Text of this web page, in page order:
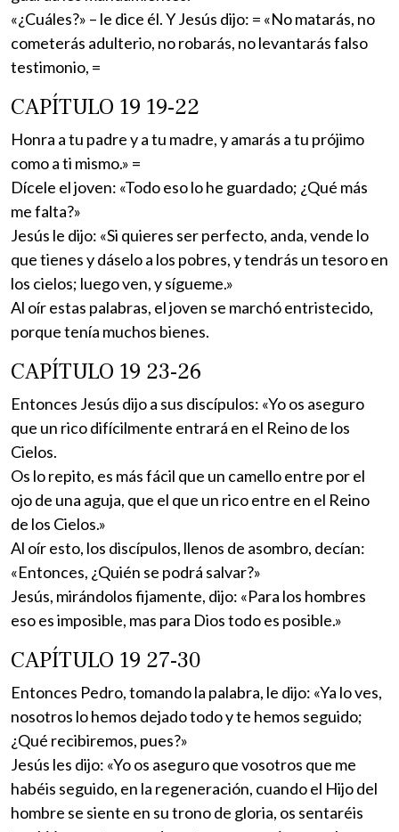
«¿Cuáles?» – le dice él. Y Jesús dijo: = «No matarás, no
cometerás adulterio, no robarás, no levantarás falso
testimonio, =
CAPÍTULO 19 19-22
Honra a tu padre y a tu madre, y amarás a tu prójimo
como a ti mismo.» =
Dícele el joven: «Todo eso lo he guardado; ¿Qué más
me falta?»
Jesús le dijo: «Si quieres ser perfecto, anda, vende lo
que tienes y dáselo a los pobres, y tendrás un tesoro en
los cielos; luego ven, y sígueme.»
Al oír estas palabras, el joven se marchó entristecido,
porque tenía muchos bienes.
CAPÍTULO 19 23-26
Entonces Jesús dijo a sus discípulos: «Yo os aseguro
que un rico difícilmente entrará en el Reino de los
Cielos.
Os lo repito, es más fácil que un camello entre por el
ojo de una aguja, que el que un rico entre en el Reino
de los Cielos.»
Al oír esto, los discípulos, llenos de asombro, decían:
«Entonces, ¿Quién se podrá salvar?»
Jesús, mirándolos fijamente, dijo: «Para los hombres
eso es imposible, mas para Dios todo es posible.»
CAPÍTULO 19 27-30
Entonces Pedro, tomando la palabra, le dijo: «Ya lo ves,
nosotros lo hemos dejado todo y te hemos seguido;
¿Qué recibiremos, pues?»
Jesús les dijo: «Yo os aseguro que vosotros que me
habéis seguido, en la regeneración, cuando el Hijo del
hombre se siente en su trono de gloria, os sentaréis